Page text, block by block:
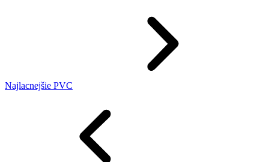
Najlacnejšie PVC